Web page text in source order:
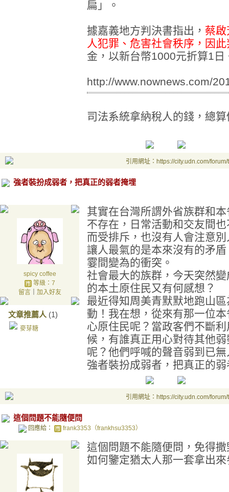
扁」。
據嘉義地方判決書指出， 蔡
人犯罪、危害社會秩序，因
金，以新台幣1000元折算1日
http://www.nownews.com/
司法系統拿納稅人的錢，總
引用網址：https://city.udn.com/
強者裝扮成弱者，把真正的弱者掩埋
spicy coffee
等級：7
留言｜ 加入好友
文章推薦人 (1)
麥芽糖
其實在台灣所謂外省族群和
不存在，日常活動和交友間
而受排斥，也沒有人會注意
讓人最氣的是本來沒有的矛
霎間變為的衝突。
社會最大的族群，今天突然
的本土原住民又有何感想？
最近得知周美青默默地跑山
動！我在想，從來有那一位
心原住民呢？當政客們不斷
候，有誰真正用心對待其他
呢？他們呼喊的聲音弱到已
強者裝扮成弱者，把真正的
引用網址：https://city.udn.com/
這個問題不能隨便問
回應給： frank3353（frankhsu3353）
這個問題不能隨便問，免得
如何鑒定猶太人那一套拿出